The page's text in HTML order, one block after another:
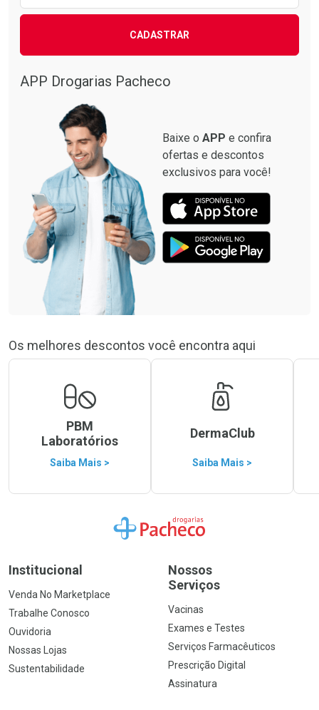
Comprar sem Desconto
Comprar sem Desconto
Comprar sem Desconto
Comprar sem Desconto
CADASTRAR
APP Drogarias Pacheco
Baixe o APP e confira
ofertas e descontos
exclusivos para você!
Os melhores descontos você encontra aqui
PBM
Laboratórios
Saiba Mais >
DermaClub
Saiba Mais >
Ir para a Home
Institucional
Venda No Marketplace
Trabalhe Conosco
Ouvidoria
Nossas Lojas
Sustentabilidade
Nossos
Serviços
Vacinas
Exames e Testes
Serviços Farmacêuticos
Prescrição Digital
Assinatura